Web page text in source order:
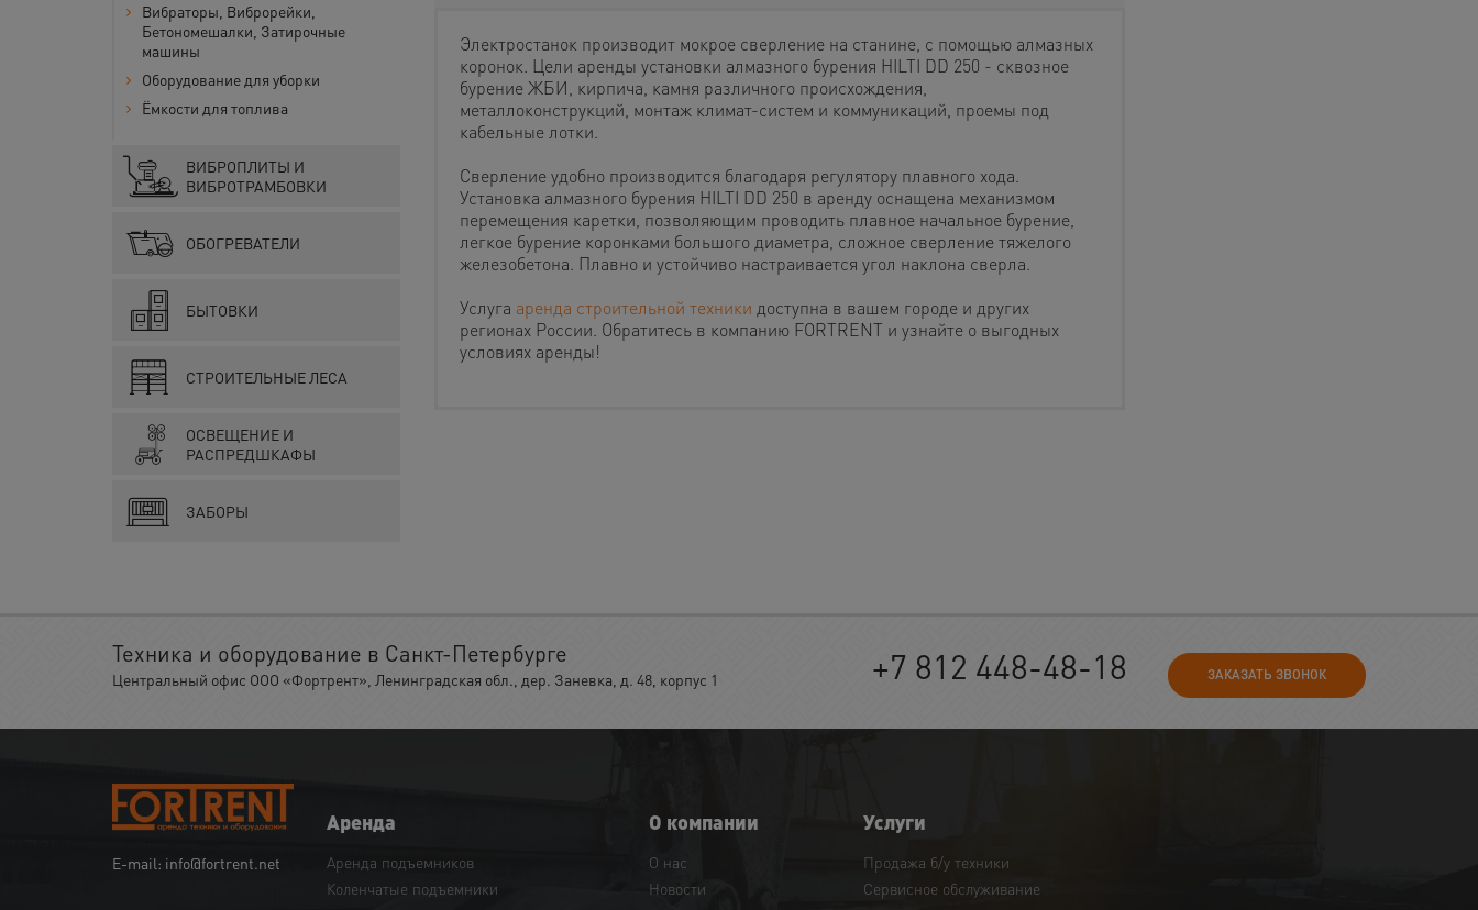
Вибраторы, Виброрейки,
Бетономешалки, Затирочные
машины
Оборудование для уборки
Ёмкости для топлива
ВИБРОПЛИТЫ И
ВИБРОТРАМБОВКИ
ОБОГРЕВАТЕЛИ
БЫТОВКИ
СТРОИТЕЛЬНЫЕ ЛЕСА
ОСВЕЩЕНИЕ И
РАСПРЕДШКАФЫ
ЗАБОРЫ
Электростанок производит мокрое сверление на станине, с помощью алмазных
коронок. Цели аренды установки алмазного бурения HILTI DD 250 - сквозное
бурение ЖБИ, кирпича, камня различного происхождения,
металлоконструкций, монтаж климат-систем и коммуникаций, проемы под
кабельные лотки.
Сверление удобно производится благодаря регулятору плавного хода.
Установка алмазного бурения HILTI DD 250 в аренду оснащена механизмом
перемещения каретки, позволяющим проводить плавное начальное бурение,
легкое бурение коронками большого диаметра, сложное сверление тяжелого
железобетона. Плавно и устойчиво настраивается угол наклона сверла.
Услуга аренда строительной техники доступна в вашем городе и других
регионах России. Обратитесь в компанию FORTRENT и узнайте о выгодных
условиях аренды!
Техника и оборудование в Санкт-Петербурге
Центральный офис ООО «Фортрент», Ленинградская обл., дер. Заневка, д. 48, корпус 1 +7 812 448-48-18 ЗАКАЗАТЬ ЗВОНОК
E-mail: info@fortrent.net
Аренда
Аренда подъемников
Коленчатые подъемники
О компании
О нас
Новости
Услуги
Продажа б/у техники
Сервисное обслуживание